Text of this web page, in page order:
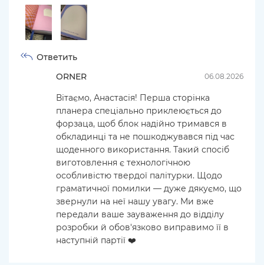
Ответить
ORNER
06.08.2026
Вітаємо, Анастасія! Перша сторінка
планера спеціально приклеюється до
форзаца, щоб блок надійно тримався в
обкладинці та не пошкоджувався під час
щоденного використання. Такий спосіб
виготовлення є технологічною
особливістю твердої палітурки. Щодо
граматичної помилки — дуже дякуємо, що
звернули на неї нашу увагу. Ми вже
передали ваше зауваження до відділу
розробки й обов'язково виправимо її в
наступній партії ❤️